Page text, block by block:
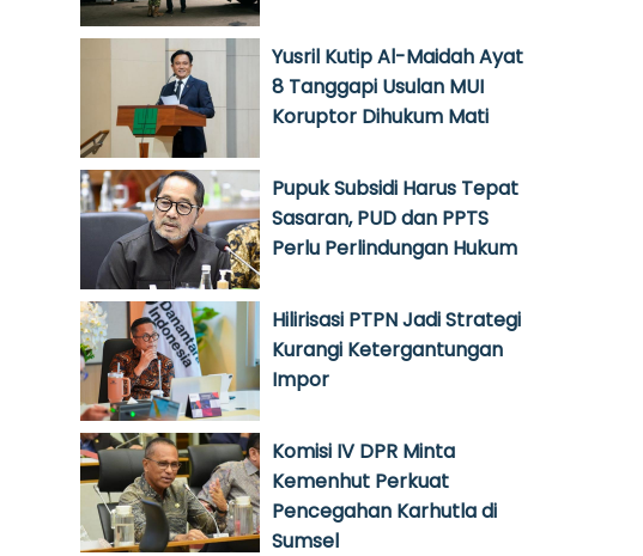
Yusril Kutip Al-Maidah Ayat
8 Tanggapi Usulan MUI
Koruptor Dihukum Mati
Pupuk Subsidi Harus Tepat
Sasaran, PUD dan PPTS
Perlu Perlindungan Hukum
Hilirisasi PTPN Jadi Strategi
Kurangi Ketergantungan
Impor
Komisi IV DPR Minta
Kemenhut Perkuat
Pencegahan Karhutla di
Sumsel